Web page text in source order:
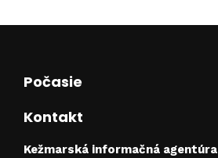
Počasie
Kontakt
Kežmarská informačná agentúra